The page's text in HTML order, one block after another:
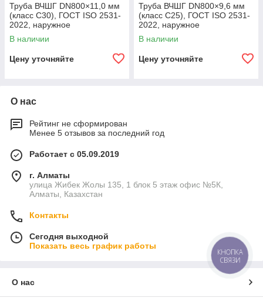
Труба ВЧШГ DN800×11,0 мм
(класс C30), ГОСТ ISO 2531-
2022, наружное
полиуретановое покрытие,
внутреннее цементно-
В наличии
Цену уточняйте
Труба ВЧШГ DN800×9,6 мм
(класс C25), ГОСТ ISO 2531-
2022, наружное
полиуретановое покрытие,
внутреннее цементно-
В наличии
Цену уточняйте
О нас
Рейтинг не сформирован
Менее 5 отзывов за последний год
Работает с 05.09.2019
г. Алматы
улица Жибек Жолы 135, 1 блок 5 этаж офис №5К,
Алматы, Казахстан
Контакты
Сегодня выходной
Показать весь график работы
О нас
КНОПКА
СВЯЗИ